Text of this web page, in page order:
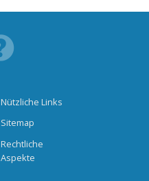
Nützliche Links
Sitemap
Rechtliche
Aspekte